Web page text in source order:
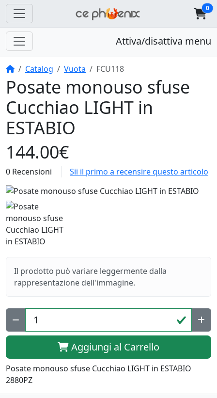
0
Attiva/disattiva menu
HomeCatalog Vuota FCU118
Posate monouso sfuse
Cucchiao LIGHT in
ESTABIO
144.00€
0 Recensioni Sii il primo a recensire questo articolo
Il prodotto può variare leggermente dalla
rappresentazione dell'immagine.
Aggiungi al Carrello
Posate monouso sfuse Cucchiao LIGHT in ESTABIO
2880PZ